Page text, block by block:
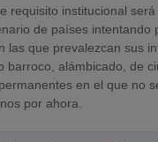
requisito institucional
de países intentando
las que prevalezcan sus
barroco, alámbicado, de
en el que no
por ahora.